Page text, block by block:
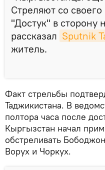
Стреляют со
"Достук" в сторону
рассказал Sputnik
житель.
Факт стрельбы
Таджикистана. В
полтора часа после
Кыргызстан начал
обстреливать
Ворух и Чоркух.